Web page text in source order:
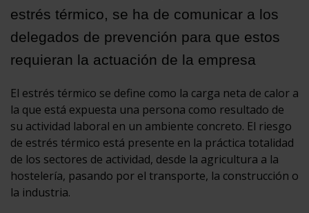
estrés térmico, se ha de comunicar a los
delegados de prevención para que estos
requieran la actuación de la empresa
El estrés térmico se define como la carga neta de calor a
la que está expuesta una persona como resultado de
su actividad laboral en un ambiente concreto. El riesgo
de estrés térmico está presente en la práctica totalidad
de los sectores de actividad, desde la agricultura a la
hostelería, pasando por el transporte, la construcción o
la industria.